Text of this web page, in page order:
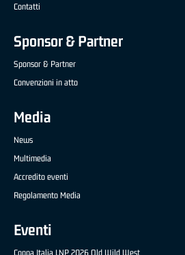
Contatti
Sponsor & Partner
Sponsor & Partner
Convenzioni in atto
Media
News
Multimedia
Accredito eventi
Regolamento Media
Eventi
Coppa Italia LNP 2026 Old Wild West